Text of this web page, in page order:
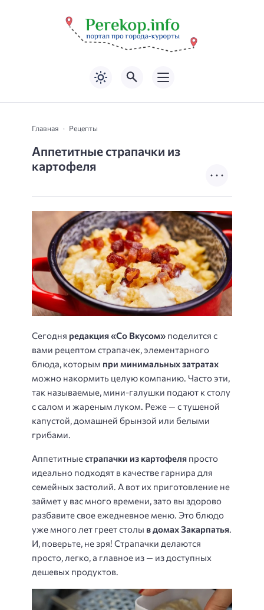
Главная Рецепты
Аппетитные страпачки из
картофеля
Сегодня редакция «Со Вкусом» поделится с
вами рецептом страпачек, элементарного
блюда, которым при минимальных затратах
можно накормить целую компанию. Часто эти,
так называемые, мини-галушки подают к столу
с салом и жареным луком. Реже — с тушеной
капустой, домашней брынзой или белыми
грибами.
Аппетитныестрапачки из картофеля просто
идеально подходят в качестве гарнира для
семейных застолий. А вот их приготовление не
займет у вас много времени, зато вы здорово
разбавите свое ежедневное меню. Это блюдо
уже много лет греет столы в домах Закарпатья.
И, поверьте, не зря! Страпачки делаются
просто, легко, а главное из — из доступных
дешевых продуктов.